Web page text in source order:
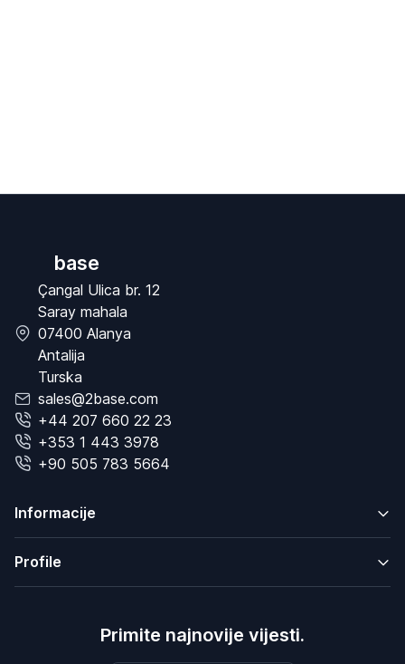
base
Çangal Ulica br. 12
Saray mahala
07400 Alanya
Antalija
Turska
sales@2base.com
+44 207 660 22 23
+353 1 443 3978
+90 505 783 5664
Informacije
Profile
Primite najnovije vijesti.